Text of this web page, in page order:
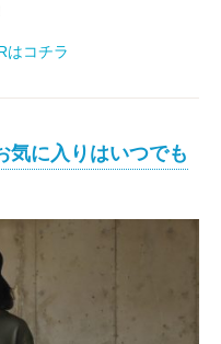
はコチラ
気に入りはいつでも